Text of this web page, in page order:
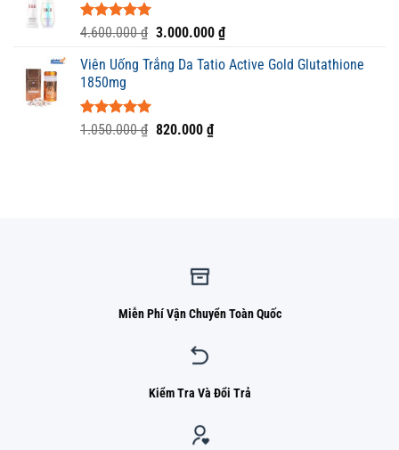
6.200.000 ₫.
Được xếp
5 sao
4.600.000₫ Giá
là:
3.000.000 ₫Giá
tại
Viên Uống Trắng Da Tatio Active Gold Glutathione
1850mg
Được xếp
1.050.000₫ Giá
820.000 ₫Giá
Miễn Phí Vận Chuyển Toàn Quốc
Kiểm Tra Và Đổi Trả